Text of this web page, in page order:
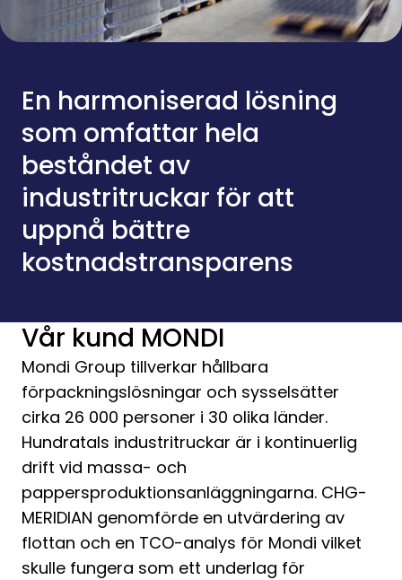
En harmoniserad lösning
som omfattar hela
beståndet av
industritruckar för att
uppnå bättre
kostnadstransparens
Vår kund MONDI
Mondi Group tillverkar hållbara
förpackningslösningar och sysselsätter
cirka 26 000 personer i 30 olika länder.
Hundratals industritruckar är i kontinuerlig
drift vid massa- och
pappersproduktionsanläggningarna. CHG-
MERIDIAN genomförde en utvärdering av
flottan och en TCO-analys för Mondi vilket
skulle fungera som ett underlag för